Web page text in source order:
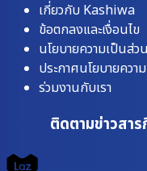
เกี่ยวกับ Kashiwa
ข้อตกลงและเงื่อนไข
นโยบายความเป็นส่ว
ประกาศนโยบายควา
ร่วมงานกับเรา
ติดตามข่าวสา